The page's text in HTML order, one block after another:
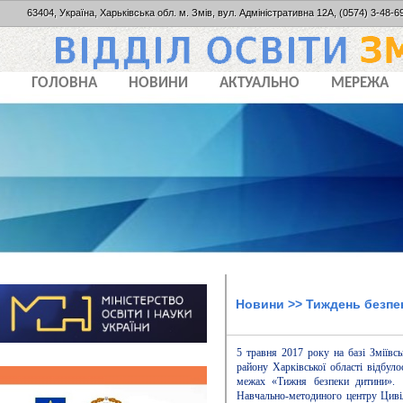
63404, Україна, Харьківська обл. м. Змів, вул. Адміністративна 12А, (0574) 3-48-
ГОЛОВНА НОВИНИ АКТУАЛЬНО МЕРЕЖА
Новини >> Тиждень
5 травня 2017 року на базі
району Харківської області
межах «Тижня безпеки дитини».
Навчально-методиного центру